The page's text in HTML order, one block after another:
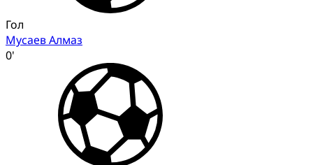
Гол
Мусаев Алмаз
0'